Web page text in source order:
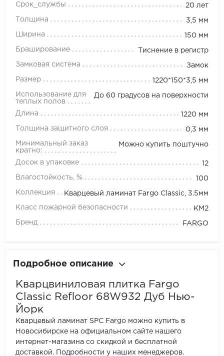
Срок_службы 20 лет
Толщина 3,5 мм
Ширина 150 мм
Браширование Тиснение в регистр
Замковая система Замок
Размер 1220*150*3,5 мм
Использование для
теплых полов
До 60 градусов на поверхности
Длина 1220 мм
Толщина защитного слоя 0,3 мм
Минимальный заказ
кратно:
Можно купить поштучно
Досок в упаковке 12
Влагостойкость, % 100
Коллекция Кварцевый ламинат Fargo Classic, 3.5мм
Класс пожарной безопасности КМ2
Бренд FARGO
Подробное описание
Кварцвиниловая плитка Fargo
Classic Refloor 68W932 Дуб Нью-
Йорк
Кварцевый ламинат SPC Fargo можно купить в
Новосибирске на официальном сайте нашего
интернет-магазина со скидкой и бесплатной
доставкой. Подробности у наших менеджеров.